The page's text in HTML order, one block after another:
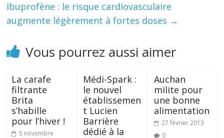
Ibuprofène : le risque cardiovasculaire
augmente légèrement à fortes doses →
Vous pourrez aussi aimer
La carafe
filtrante
Brita
s’habille
pour l’hiver !
5 novembre
Médi-Spark :
le nouvel
établissemen
t Lucien
Barrière
dédié à la
Auchan
milite pour
une bonne
alimentation
27 février 2013
0